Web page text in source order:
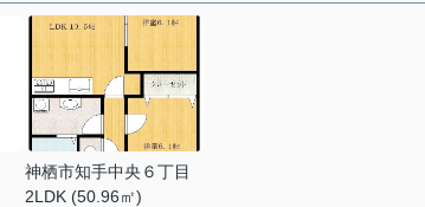
神栖市知手中央６丁目
2LDK (50.96㎡)